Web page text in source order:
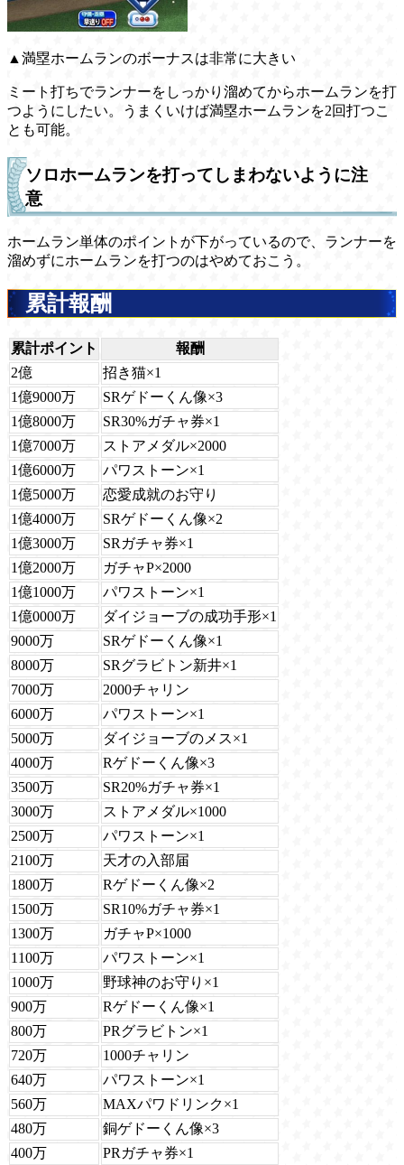
▲満塁ホームランのボーナスは非常に大きい
ミート打ちでランナーをしっかり溜めてからホームランを打
つようにしたい。うまくいけば満塁ホームランを2回打つこ
とも可能。
ソロホームランを打ってしまわないように注
意
ホームラン単体のポイントが下がっているので、ランナーを
溜めずにホームランを打つのはやめておこう。
累計報酬
累計ポイント
報酬
2億
招き猫×1
1億9000万
SRゲドーくん像×3
1億8000万
SR30%ガチャ券×1
1億7000万
ストアメダル×2000
1億6000万
パワストーン×1
1億5000万
恋愛成就のお守り
1億4000万
SRゲドーくん像×2
1億3000万
SRガチャ券×1
1億2000万
ガチャP×2000
1億1000万
パワストーン×1
1億0000万
ダイジョーブの成功手形×1
9000万
SRゲドーくん像×1
8000万
SRグラビトン新井×1
7000万
2000チャリン
6000万
パワストーン×1
5000万
ダイジョーブのメス×1
4000万
Rゲドーくん像×3
3500万
SR20%ガチャ券×1
3000万
ストアメダル×1000
2500万
パワストーン×1
2100万
天才の入部届
1800万
Rゲドーくん像×2
1500万
SR10%ガチャ券×1
1300万
ガチャP×1000
1100万
パワストーン×1
1000万
野球神のお守り×1
900万
Rゲドーくん像×1
800万
PRグラビトン×1
720万
1000チャリン
640万
パワストーン×1
560万
MAXパワドリンク×1
480万
銅ゲドーくん像×3
400万
PRガチャ券×1